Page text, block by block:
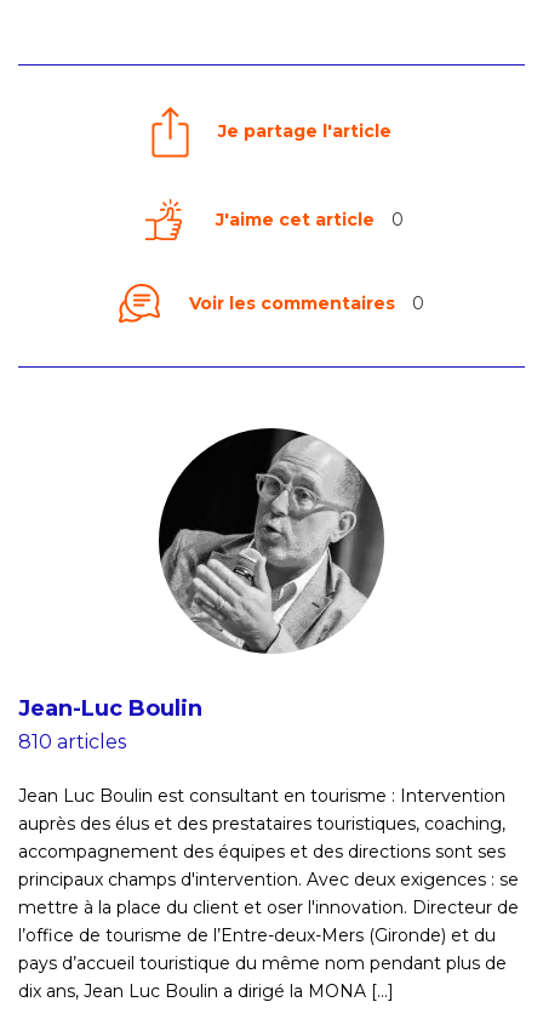
Je partage l'article
J'aime cet article 0
Voir les commentaires 0
Jean-Luc Boulin
810 articles
Jean Luc Boulin est consultant en tourisme : Intervention
auprès des élus et des prestataires touristiques, coaching,
accompagnement des équipes et des directions sont ses
principaux champs d'intervention. Avec deux exigences : se
mettre à la place du client et oser l'innovation. Directeur de
l’office de tourisme de l’Entre-deux-Mers (Gironde) et du
pays d’accueil touristique du même nom pendant plus de
dix ans, Jean Luc Boulin a dirigé la MONA [...]